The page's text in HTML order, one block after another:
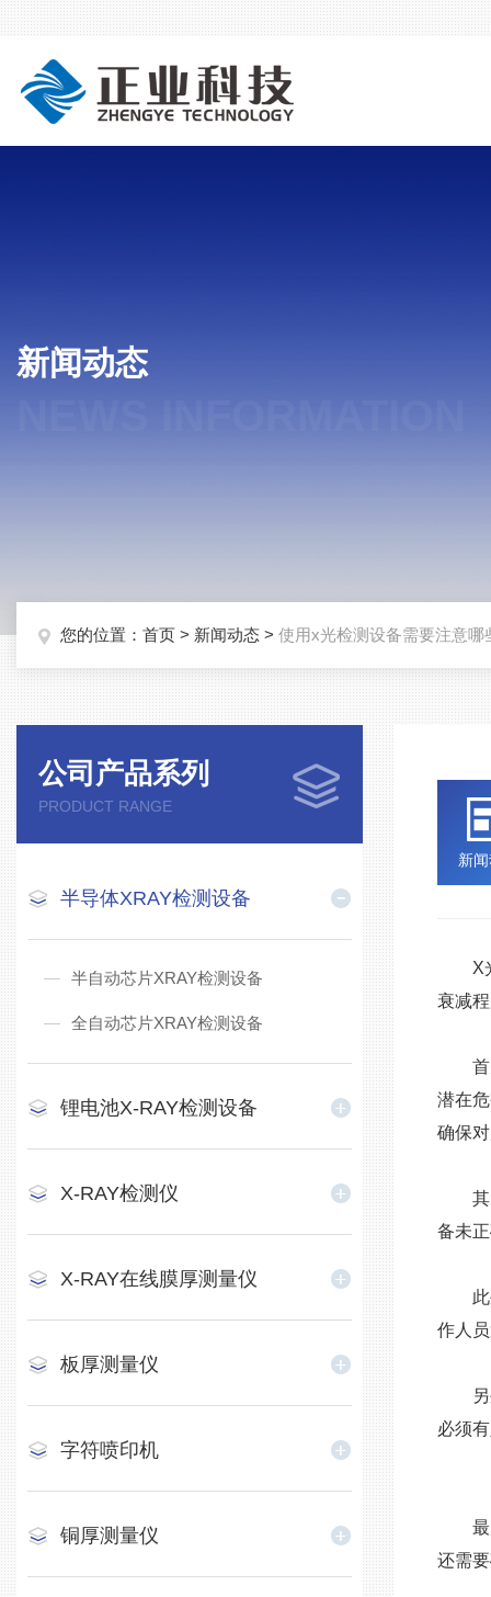
新闻动态
您的位置： 首页 > 新闻动态 > 使用x光检测设备需要注意哪
公司产品系列
PRODUCT RANGE
半导体XRAY检测设备
半自动芯片XRAY检测设备
全自动芯片XRAY检测设备
锂电池X-RAY检测设备
X-RAY检测仪
X-RAY在线膜厚测量仪
板厚测量仪
字符喷印机
铜厚测量仪
新
X光
衰减
首
潜在
确保
其次
备未
此外
作人
另外
必须
最后
还需